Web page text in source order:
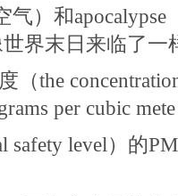
气）和
界末日来临了一
（the
per cubic
safety level）的